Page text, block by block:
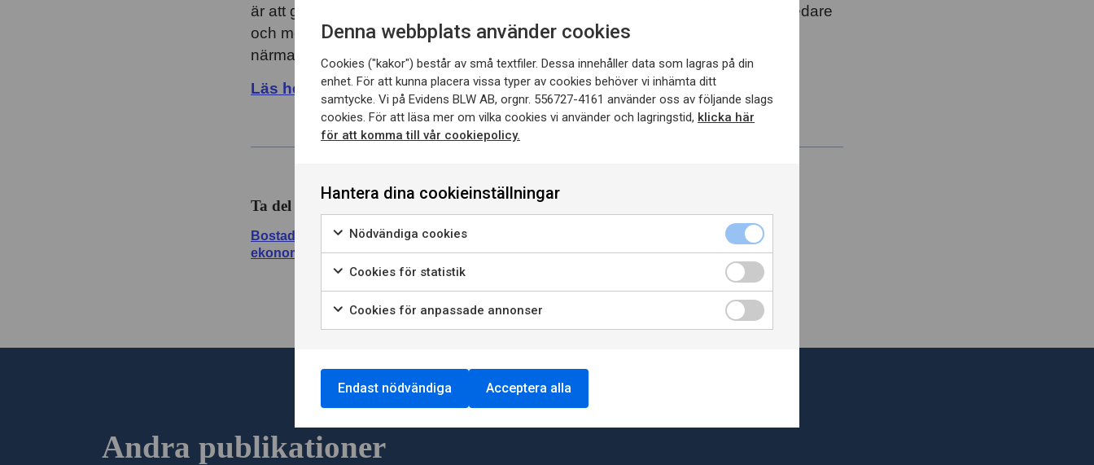
är att ge beslutsfattare och andra aktörer i samhällsbyggnadsprocessen en bredare
och mer nyanserad bild av hur bostadsbyggandet kan förväntas utvecklas de
närmaste åren.
Läs hela rapporten.
Ta del av hela rapporten här
Bostadsbyggande – demografi eller
ekonomi?
Andra publikationer
Denna webbplats använder cookies
Cookies ("kakor") består av små textfiler. Dessa innehåller data som lagras på din
enhet. För att kunna placera vissa typer av cookies behöver vi inhämta ditt
samtycke. Vi på Evidens BLW AB, orgnr. 556727-4161 använder oss av följande slags
cookies. För att läsa mer om vilka cookies vi använder och lagringstid, klicka här
för att komma till vår cookiepolicy.
Hantera dina cookieinställningar
Nödvändiga cookies
Cookies för statistik
Cookies för anpassade annonser
Endast nödvändiga Acceptera alla